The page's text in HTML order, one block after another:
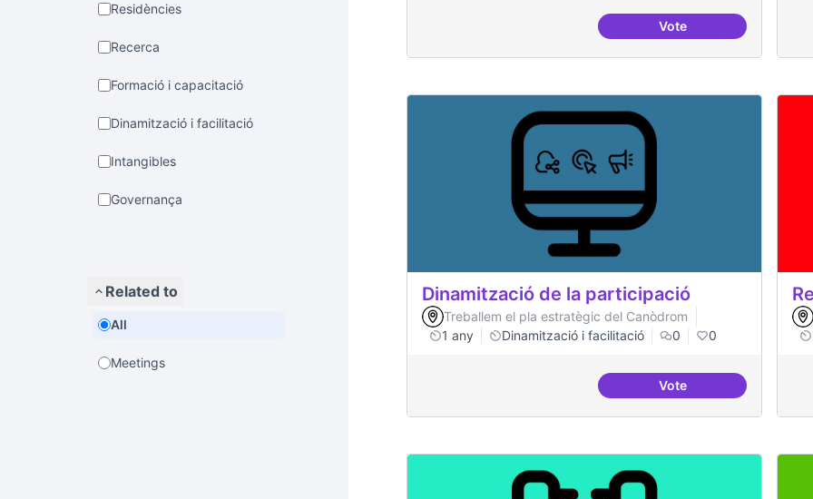
Residències
Recerca
Formació i capacitació
Dinamització i facilitació
Intangibles
Governança
Related to
All
Meetings
VoteProtocol de rebuda de
Dinamització de la participació
Treballem el pla estratègic del Canòdrom
1 any
Dinamització i facilitació 0 0
VoteDinamització de la